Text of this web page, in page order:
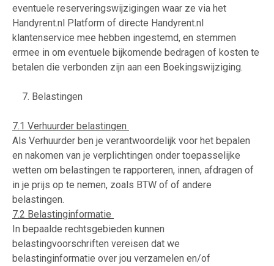
eventuele reserveringswijzigingen waar ze via het
Handyrent.nl Platform of directe Handyrent.nl
klantenservice mee hebben ingestemd, en stemmen
ermee in om eventuele bijkomende bedragen of kosten te
betalen die verbonden zijn aan een Boekingswijziging.
7. Belastingen
7.1 Verhuurder belastingen
Als Verhuurder ben je verantwoordelijk voor het bepalen
en nakomen van je verplichtingen onder toepasselijke
wetten om belastingen te rapporteren, innen, afdragen of
in je prijs op te nemen, zoals BTW of of andere
belastingen.
7.2 Belastinginformatie
In bepaalde rechtsgebieden kunnen
belastingvoorschriften vereisen dat we
belastinginformatie over jou verzamelen en/of